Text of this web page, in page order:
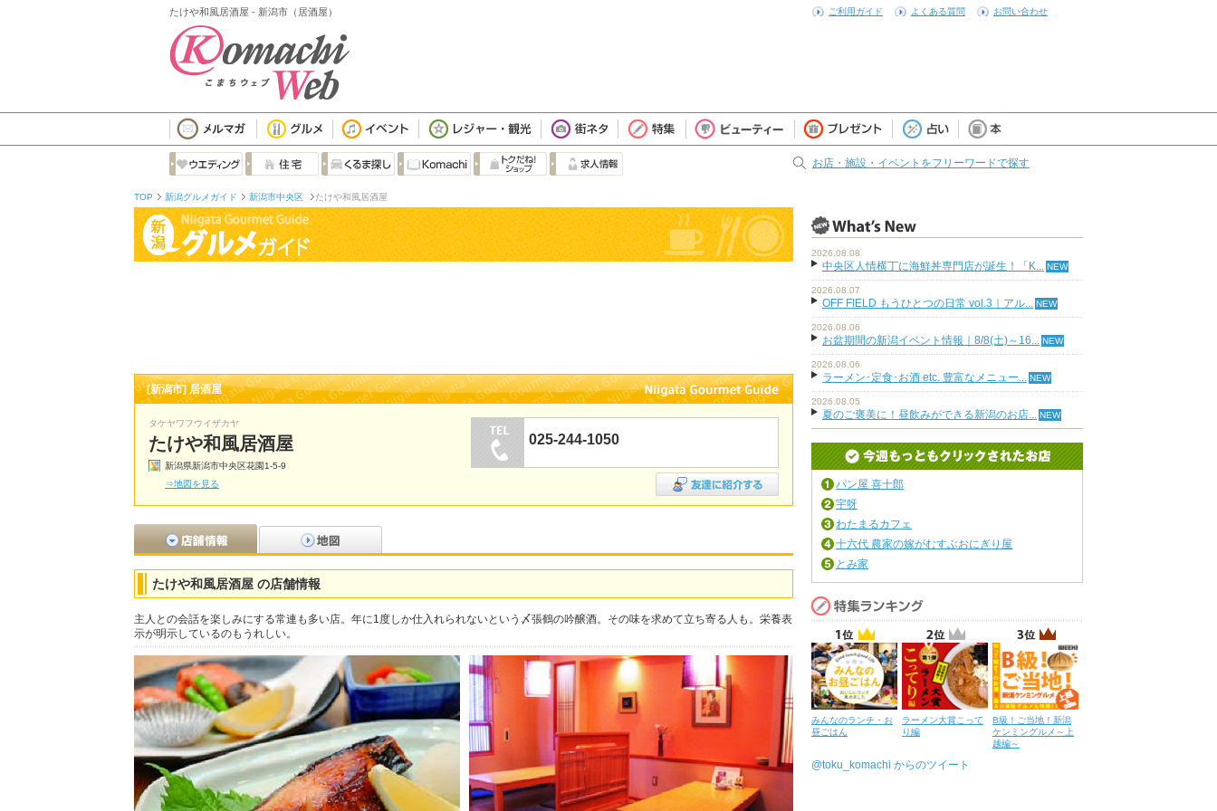
たけや和風居酒屋 - 新潟市（居酒屋） ご利用ガイド よくある質問 お問い合わせ
お店・施設・イベントをフリーワードで探す
TOP 新潟グルメガイド 新潟市中央区 たけや和風居酒屋
[新潟市] 居酒屋
タケヤワフウイザカヤ
たけや和風居酒屋
新潟県新潟市中央区花園1-5-9
⇒地図を見る
025-244-1050
たけや和風居酒屋 の店舗情報
主人との会話を楽しみにする常連も多い店。年に1度しか仕入れられないという〆張鶴の吟醸酒。その味を求めて立ち寄る人も。栄養表
示が明示しているのもうれしい。
2026.08.08
中央区人情横丁に海鮮丼専門店が誕生！「K...
2026.08.07
OFF FIELD もうひとつの日常 vol.3｜アル...
2026.08.06
お盆期間の新潟イベント情報｜8/8(土)～16...
2026.08.06
ラーメン･定食･お酒 etc. 豊富なメニュー...
2026.08.05
夏のご褒美に！昼飲みができる新潟のお店...
パン屋 喜十郎
宇呀
わたまるカフェ
十六代 農家の嫁がむすぶおにぎり屋
とみ家
みんなのランチ・お
昼ごはん
ラーメン大賞こって
り編
B級！ご当地！新潟
ケンミングルメ～上
越編～
@toku_komachi からのツイート